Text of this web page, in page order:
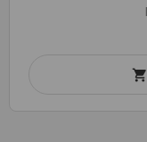
